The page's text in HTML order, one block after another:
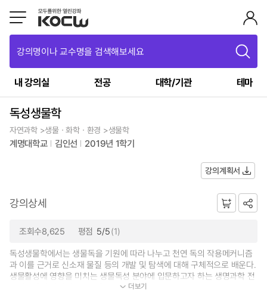
강의명이나 교수명을 검색해보세요
내 강의실 전공 대학/기관 테마
독성생물학
자연과학 >생물ㆍ화학ㆍ환경 >생물학
계명대학교 김인선 2019년 1학기
강의계획서
강의상세
조회수8,625 평점 5/5(1)
독성생물학에서는 생물독을 기원에 따라 나누고 천연 독의 작용메커니즘
과 이를 근거로 신소재 물질 등의 개발 및 탐색에 대해 구체적으로 배운다.
생물활성에 영향을 미치는 생물독성 분야에 입문하고자 하는 생명과학 전
더보기